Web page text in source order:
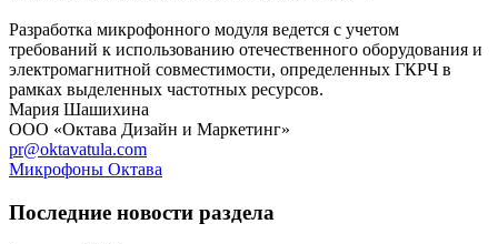
Разработка микрофонного модуля ведется с учетом
требований к использованию отечественного оборудования и
электромагнитной совместимости, определенных ГКРЧ в
рамках выделенных частотных ресурсов.
Мария Шашихина
ООО «Октава Дизайн и Маркетинг»
pr@oktavatula.com
Микрофоны Октава
Последние новости раздела